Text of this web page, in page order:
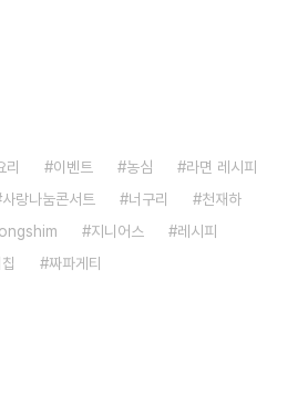
리 이벤트 농심
라면 레시피
사랑나눔콘서트 너구리
천재하
지니어스
레시피
짜파게티